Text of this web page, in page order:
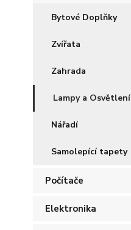
Bytové Doplňky
Zvířata
Zahrada
Lampy a Osvětlení
Nářadí
Samolepící tapety
Počítače
Elektronika